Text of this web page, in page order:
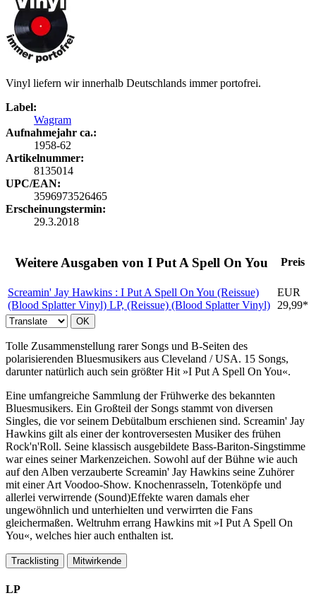
Vinyl liefern wir innerhalb Deutschlands immer portofrei.
Label:
Wagram
Aufnahmejahr ca.:
1958-62
Artikelnummer:
8135014
UPC/EAN:
3596973526465
Erscheinungstermin:
29.3.2018
Weitere Ausgaben von I Put A Spell On You Preis
Screamin' Jay Hawkins : I Put A Spell On You (Reissue)
(Blood Splatter Vinyl) LP, (Reissue) (Blood Splatter Vinyl)
EUR
29,99*
OK
Tolle Zusammenstellung rarer Songs und B-Seiten des
polarisierenden Bluesmusikers aus Cleveland / USA. 15 Songs,
darunter natürlich auch sein größter Hit »I Put A Spell On You«.
Eine umfangreiche Sammlung der Frühwerke des bekannten
Bluesmusikers. Ein Großteil der Songs stammt von diversen
Singles, die vor seinem Debütalbum erschienen sind. Screamin' Jay
Hawkins gilt als einer der kontroversesten Musiker des frühen
Rock'n'Roll. Seine klassisch ausgebildete Bass-Bariton-Singstimme
war eines seiner Markenzeichen. Sowohl auf der Bühne wie auch
auf den Alben verzauberte Screamin' Jay Hawkins seine Zuhörer
mit einer Art Voodoo-Show. Knochenrasseln, Totenköpfe und
allerlei verwirrende (Sound)Effekte waren damals eher
ungewöhnlich und unterhielten und verwirrten die Fans
gleichermaßen. Weltruhm errang Hawkins mit »I Put A Spell On
You«, welches hier auch enthalten ist.
Tracklisting Mitwirkende
LP